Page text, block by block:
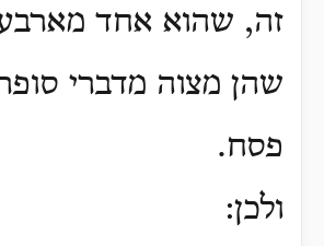
זה, שהוא אחד
שהן מצוה מדברי
פסח.
ולכן: